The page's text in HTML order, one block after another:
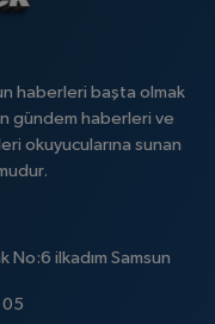
haberleri başta olmak
gündem haberleri ve
okuyucularına sunan
No:6 ilkadım Samsun
05